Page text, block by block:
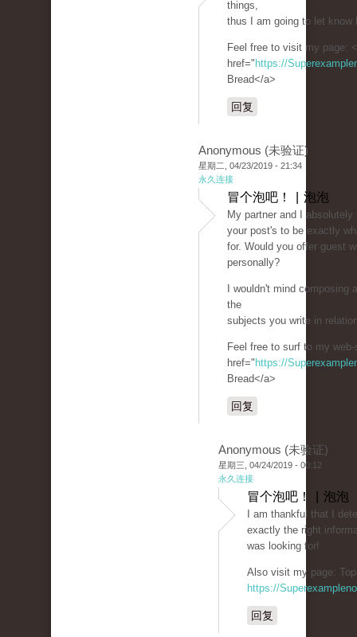
things,
thus I am going to let know
Feel free to visit my page:
href=" https://
Bread</a>
回复
Anonymous (未验证)
星期二, 04/23/2019 - 21:34
永久连接
冒个泡吧！ | 泡泡
My partner and I
your post's to be exactly
for. Would you offer guest
personally?
I wouldn't mind
the
subjects you write in
Feel free to surf to my
href=" https://
Bread</a>
回复
Anonymous (未验证)
星期三, 04/24/2019 - 00:12
永久连接
冒个泡吧！ | 泡泡
I am thankful that I
exactly the right
was looking for!
Also visit my page:
https://
回复